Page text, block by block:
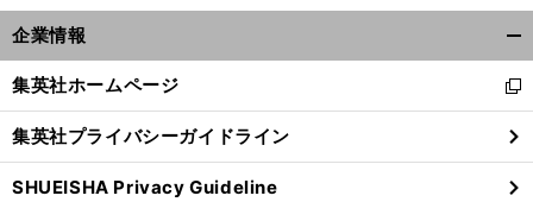
企業情報
閉
る
集英社ホームページ
新
し
い
ウ
ィ
集英社プライバシーガイドライン
SHUEISHA Privacy Guideline